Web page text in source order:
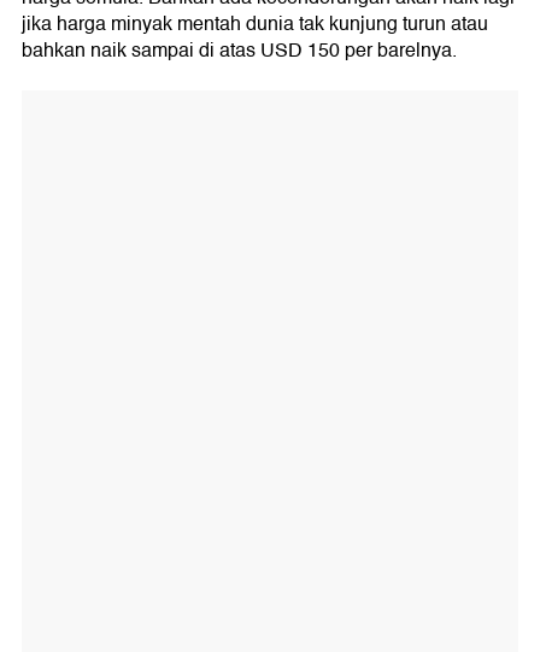
jika harga minyak mentah dunia tak kunjung turun atau
bahkan naik sampai di atas USD 150 per barelnya.